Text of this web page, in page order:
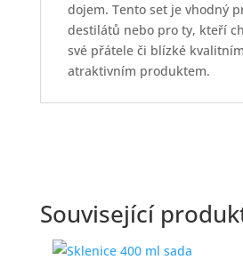
dojem. Tento set je vhodný
destilátů nebo pro ty, kteří
své přátele či blízké
atraktivním produktem.
Související